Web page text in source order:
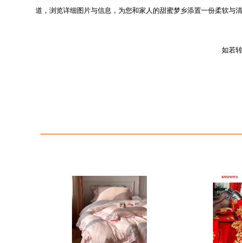
道，浏览详细图片与信息，为您和家人的甜蜜梦乡添置一份柔软与清
如若